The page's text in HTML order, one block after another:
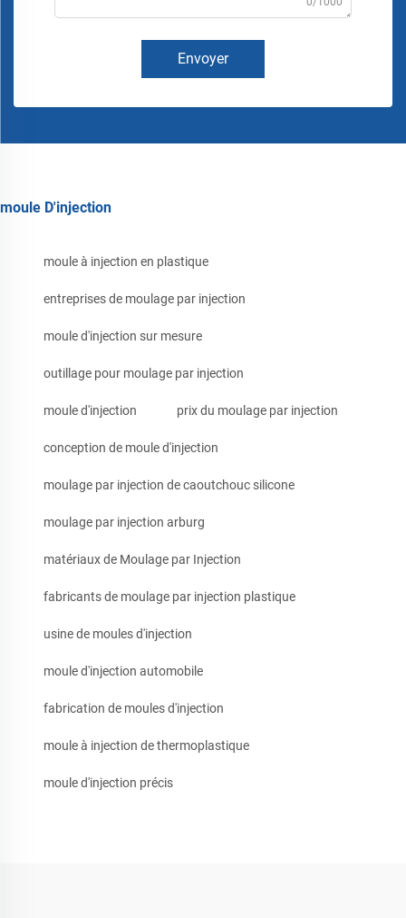
Envoyer
moule D'injection
moule à injection en plastique
entreprises de moulage par injection
moule d'injection sur mesure
outillage pour moulage par injection
moule d'injection prix du moulage par injection
conception de moule d'injection
moulage par injection de caoutchouc silicone
moulage par injection arburg
matériaux de Moulage par Injection
fabricants de moulage par injection plastique
usine de moules d'injection
moule d'injection automobile
fabrication de moules d'injection
moule à injection de thermoplastique
moule d'injection précis